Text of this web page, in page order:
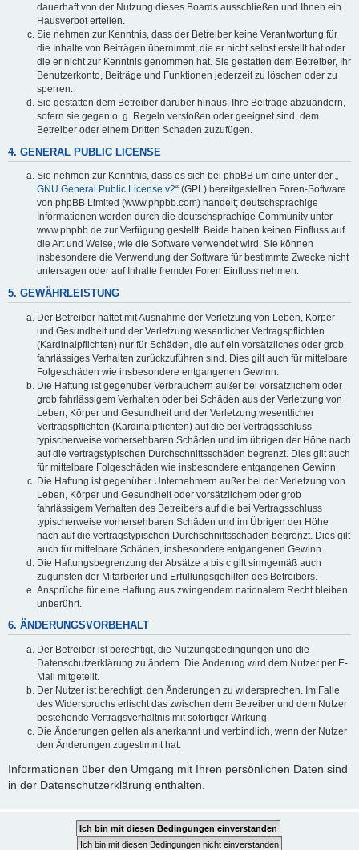
dauerhaft von der Nutzung dieses Boards ausschließen und Ihnen ein
Hausverbot erteilen.
Sie nehmen zur Kenntnis, dass der Betreiber keine Verantwortung für
die Inhalte von Beiträgen übernimmt, die er nicht selbst erstellt hat oder
die er nicht zur Kenntnis genommen hat. Sie gestatten dem Betreiber, Ihr
Benutzerkonto, Beiträge und Funktionen jederzeit zu löschen oder zu
sperren.
Sie gestatten dem Betreiber darüber hinaus, Ihre Beiträge abzuändern,
sofern sie gegen o. g. Regeln verstoßen oder geeignet sind, dem
Betreiber oder einem Dritten Schaden zuzufügen.
4. GENERAL PUBLIC LICENSE
Sie nehmen zur Kenntnis, dass es sich bei phpBB um eine unter der „
GNU General Public License v2“ (GPL) bereitgestellten Foren-Software
von phpBB Limited (www.phpbb.com) handelt; deutschsprachige
Informationen werden durch die deutschsprachige Community unter
www.phpbb.de zur Verfügung gestellt. Beide haben keinen Einfluss auf
die Art und Weise, wie die Software verwendet wird. Sie können
insbesondere die Verwendung der Software für bestimmte Zwecke nicht
untersagen oder auf Inhalte fremder Foren Einfluss nehmen.
5. GEWÄHRLEISTUNG
Der Betreiber haftet mit Ausnahme der Verletzung von Leben, Körper
und Gesundheit und der Verletzung wesentlicher Vertragspflichten
(Kardinalpflichten) nur für Schäden, die auf ein vorsätzliches oder grob
fahrlässiges Verhalten zurückzuführen sind. Dies gilt auch für mittelbare
Folgeschäden wie insbesondere entgangenen Gewinn.
Die Haftung ist gegenüber Verbrauchern außer bei vorsätzlichem oder
grob fahrlässigem Verhalten oder bei Schäden aus der Verletzung von
Leben, Körper und Gesundheit und der Verletzung wesentlicher
Vertragspflichten (Kardinalpflichten) auf die bei Vertragsschluss
typischerweise vorhersehbaren Schäden und im übrigen der Höhe nach
auf die vertragstypischen Durchschnittsschäden begrenzt. Dies gilt auch
für mittelbare Folgeschäden wie insbesondere entgangenen Gewinn.
Die Haftung ist gegenüber Unternehmern außer bei der Verletzung von
Leben, Körper und Gesundheit oder vorsätzlichem oder grob
fahrlässigem Verhalten des Betreibers auf die bei Vertragsschluss
typischerweise vorhersehbaren Schäden und im Übrigen der Höhe
nach auf die vertragstypischen Durchschnittsschäden begrenzt. Dies gilt
auch für mittelbare Schäden, insbesondere entgangenen Gewinn.
Die Haftungsbegrenzung der Absätze a bis c gilt sinngemäß auch
zugunsten der Mitarbeiter und Erfüllungsgehilfen des Betreibers.
Ansprüche für eine Haftung aus zwingendem nationalem Recht bleiben
unberührt.
6. ÄNDERUNGSVORBEHALT
Der Betreiber ist berechtigt, die Nutzungsbedingungen und die
Datenschutzerklärung zu ändern. Die Änderung wird dem Nutzer per E-
Mail mitgeteilt.
Der Nutzer ist berechtigt, den Änderungen zu widersprechen. Im Falle
des Widerspruchs erlischt das zwischen dem Betreiber und dem Nutzer
bestehende Vertragsverhältnis mit sofortiger Wirkung.
Die Änderungen gelten als anerkannt und verbindlich, wenn der Nutzer
den Änderungen zugestimmt hat.
Informationen über den Umgang mit Ihren persönlichen Daten sind
in der Datenschutzerklärung enthalten.